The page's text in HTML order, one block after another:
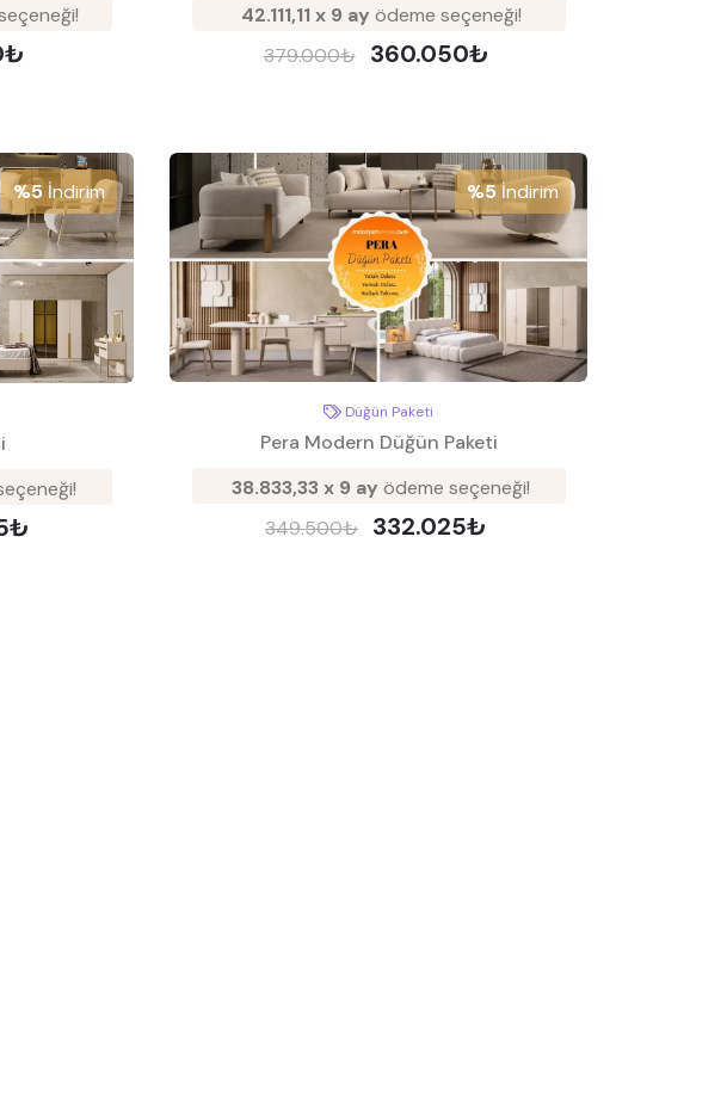
42.111,11 x 9 ay ödeme seçeneği!
379.000₺
360.050₺
%5İndirim %5İndirim
Düğün Paketi
Pera Modern Düğün Paketi
38.833,33 x 9 ay ödeme seçeneği!
349.500₺
332.025₺